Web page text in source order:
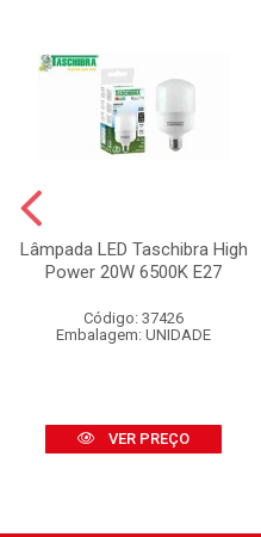
Lâmpada LED Taschibra High
Power 20W 6500K E27
Código: 37426
Embalagem: UNIDADE
VER PREÇO